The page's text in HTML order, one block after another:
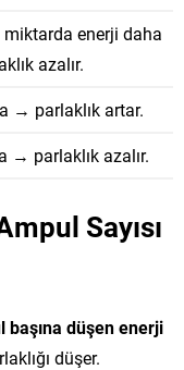
miktarda enerji daha
azalır.
→ parlaklık artar.
→ parlaklık azalır.
Sayısı
başına düşen enerji
düşer.